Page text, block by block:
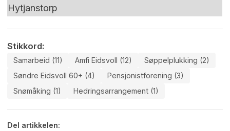
Hytjanstorp
Stikkord:
Samarbeid (11) Amfi Eidsvoll (12)
Søppelplukking (2)
Søndre Eidsvoll 60+ (4)
Pensjonistforening (3)
Snømåking (1)
Hedringsarrangement (1)
Del artikkelen: